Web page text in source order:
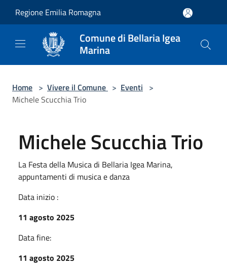
Regione Emilia Romagna
Comune di Bellaria Igea
Marina
Home > Vivere il Comune > Eventi >
Michele Scucchia Trio
Michele Scucchia Trio
La Festa della Musica di Bellaria Igea Marina,
appuntamenti di musica e danza
Data inizio :
11 agosto 2025
Data fine:
11 agosto 2025